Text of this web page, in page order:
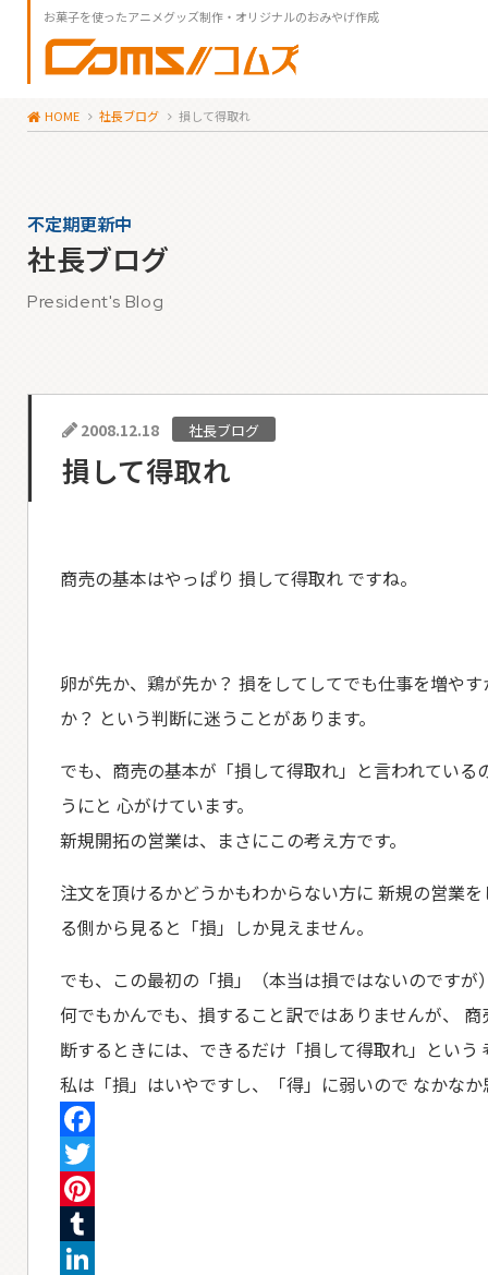
お菓子を使ったアニメグッズ制作・オリジナルのおみやげ作成
HOME 社長ブログ 損して得取れ
不定期更新中
社長ブログ
President's Blog
2008.12.18 社長ブログ
損して得取れ
商売の基本はやっぱり 損して得取れ ですね。
卵が先か、鶏が先か？ 損をしてしてでも仕事を増や
か？ という判断に迷うことがあります。
でも、商売の基本が「損して得取れ」と言われてい
うにと 心がけています。
新規開拓の営業は、まさにこの考え方です。
注文を頂けるかどうかもわからない方に 新規の営業
る側から見ると「損」しか見えません。
でも、この最初の「損」（本当は損ではないのです
何でもかんでも、損すること訳ではありませんが、
断するときには、できるだけ「損して得取れ」という
私は「損」はいやですし、「得」に弱いので なかな
Facebook
Twitter
Pinterest
Tumblr